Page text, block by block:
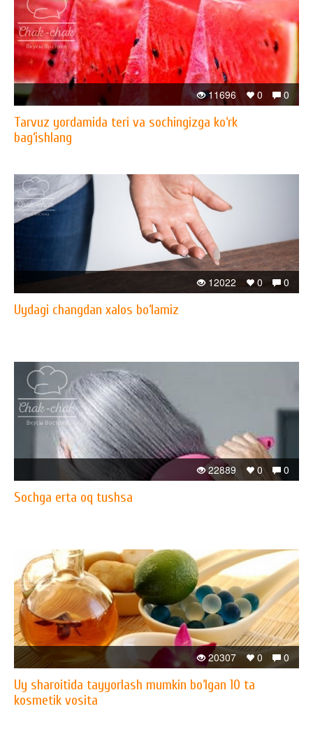
0
0
11696
Tarvuz yordamida teri va sochingizga ko‘rk
bag‘ishlang
0
0
12022
Uydagi changdan xalos bo‘lamiz
0
0
22889
Sochga erta oq tushsa
0
0
20307
Uy sharoitida tayyorlash mumkin bo‘lgan 10 ta
kosmetik vosita